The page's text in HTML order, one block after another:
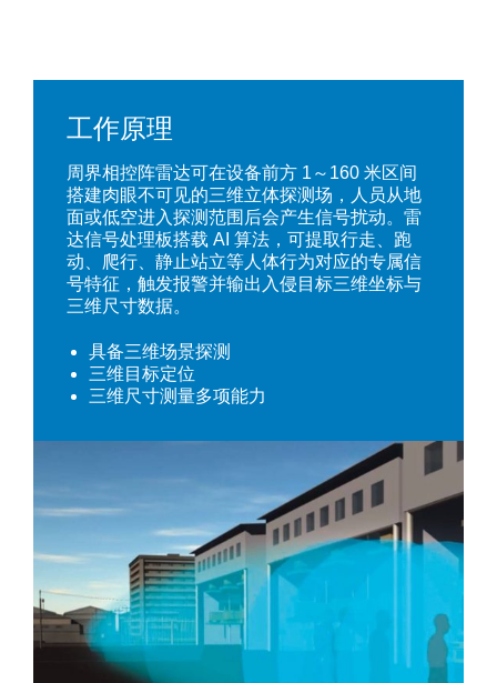
工作原理
周界相控阵雷达可在设备前方 1～160 米区间
搭建肉眼不可见的三维立体探测场，人员从地
面或低空进入探测范围后会产生信号扰动。雷
达信号处理板搭载 AI 算法，可提取行走、跑
动、爬行、静止站立等人体行为对应的专属信
号特征，触发报警并输出入侵目标三维坐标与
三维尺寸数据。
具备三维场景探测
三维目标定位
三维尺寸测量多项能力